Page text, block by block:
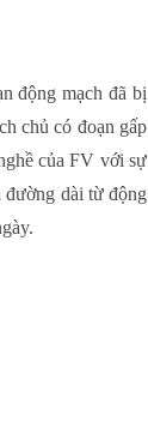
động mạch đã bị
chủ có đoạn gấp
của FV với sự
đường dài từ động